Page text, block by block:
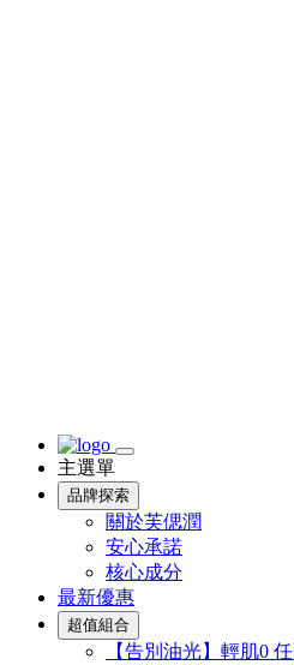
主選單
品牌探索
關於芙偲潤
安心承諾
核心成分
最新優惠
超值組合
【告別油光】輕肌0